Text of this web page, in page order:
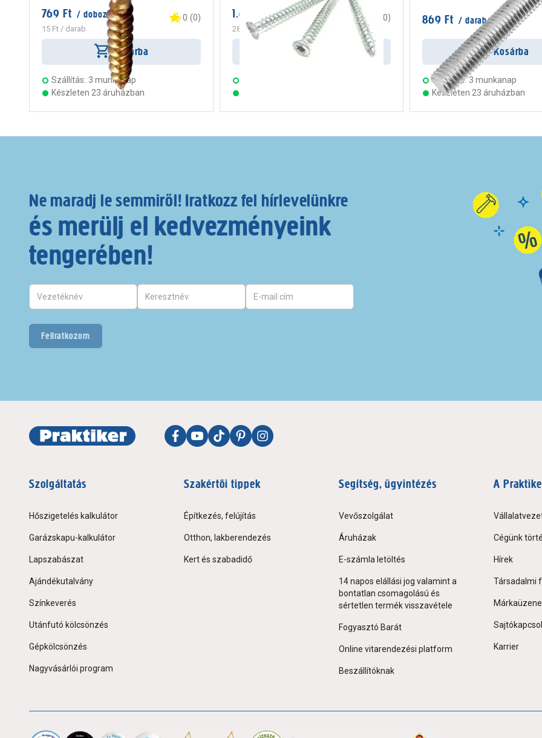
769 Ft / doboz
15 Ft / darab
0 (0)
Kosárba
Szállítás: 3 munkanap
Készleten 23 áruházban
1.699 Ft / doboz
283 Ft/ darab
0)
Kosárba
869 Ft / darab
Kosárba
Szállítás: 3 munkanap
Készleten 23 áruházban
Ne maradj le semmiről! Iratkozz fel hírlevelünkre
és merülj el kedvezményeink
tengerében!
Feliratkozom
Szolgáltatás
Hőszigetelés kalkulátor
Garázskapu-kalkulátor
Lapszabászat
Ajándékutalvány
Színkeverés
Utánfutó kölcsönzés
Gépkölcsönzés
Nagyvásárlói program
Szakértői tippek
Építkezés, felújítás
Otthon, lakberendezés
Kert és szabadidő
Segítség, ügyintézés
Vevőszolgálat
Áruházak
E-számla letöltés
14 napos elállási jog valamint a
bontatlan csomagolású és
sértetlen termék visszavétele
Fogyasztó Barát
Online vitarendezési platform
Beszállítóknak
A
Cégünk
Hírek
Társadalmi
Karrier